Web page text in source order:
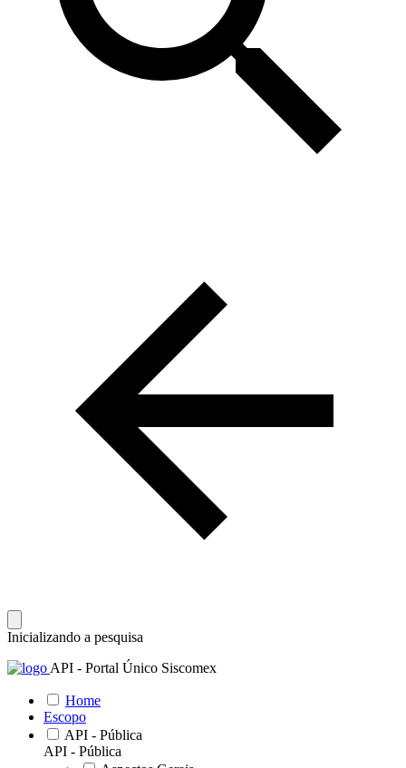
Inicializando a pesquisa
API - Portal Único Siscomex
Home
Escopo
API - Pública
API - Pública